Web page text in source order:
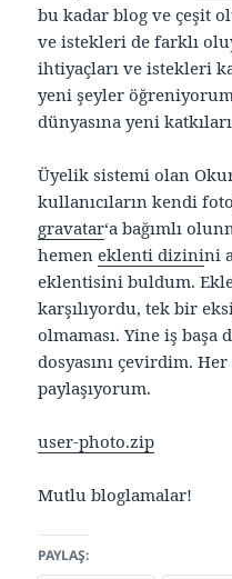
bu kadar blog ve çeşit
ve istekleri de farklı
ihtiyaçları ve istekleri
yeni şeyler
dünyasına yeni
Üyelik sistemi olan
kullanıcıların kendi
gravatar‘a bağımlı
hemeneklenti dizinini
eklentisini buldum.
karşılıyordu, tek bir
olmaması. Yine iş
dosyasını çevirdim.
paylaşıyorum.
user-photo.zip
Mutlu bloglamalar!
PAYLAŞ: